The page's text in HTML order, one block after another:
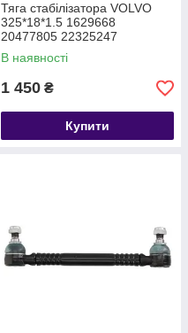
Тяга стабілізатора VOLVO
325*18*1.5 1629668
20477805 22325247
В наявності
1 450 ₴
Купити